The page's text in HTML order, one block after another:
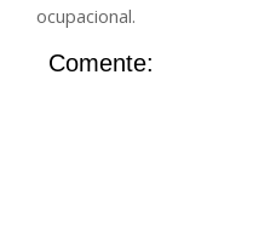
ocupacional.
Comente: